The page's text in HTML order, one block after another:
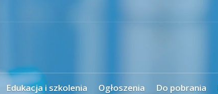
Edukacja i szkolenia Ogłoszenia Do pobrania